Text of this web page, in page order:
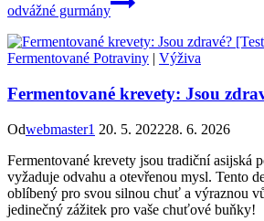
odvážné gurmány
Fermentované Potraviny | Výživa
Fermentované krevety: Jsou
Odwebmaster1 20. 5. 202228. 6. 2026
Fermentované krevety jsou tradiční asijská
vyžaduje odvahu a otevřenou mysl. Tento
oblíbený pro svou silnou chuť a výraznou
jedinečný zážitek pro vaše chuťové buňky!